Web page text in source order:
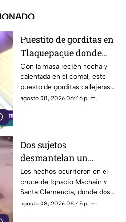
Puestito de gorditas en
Tlaquepaque donde
una nunca es suficiente
Con la masa recién hecha y
calentada en el comal, este
puesto de gorditas callejeras
en Tlaquepaque promete
agosto 08, 2026 06:46 p. m.
Dos sujetos
desmantelan un
vehículo a plena luz del
día en Guadalajara
Los hechos ocurrieron en el
cruce de Ignacio Machain y
Santa Clemencia, donde dos
sujetos fueron captados
agosto 08, 2026 06:45 p. m.